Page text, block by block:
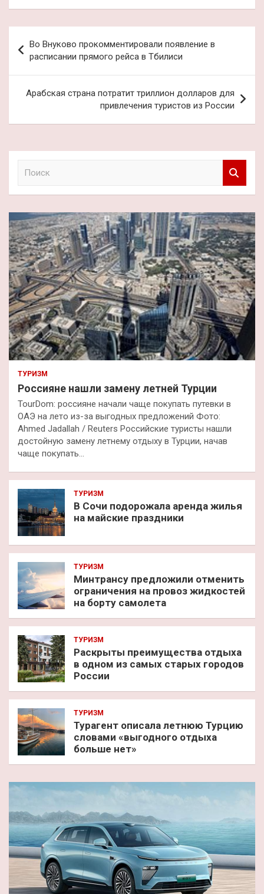
по
записям
Во Внуково прокомментировали появление в
расписании прямого рейса в Тбилиси
Арабская страна потратит триллион долларов для
привлечения туристов из России
к
ТУРИЗМ
Россияне нашли замену летней Турции
TourDom: россияне начали чаще покупать путевки в
ОАЭ на лето из-за выгодных предложений Фото:
Ahmed Jadallah / Reuters Российские туристы нашли
достойную замену летнему отдыху в Турции, начав
чаще покупать…
ТУРИЗМ
В Сочи подорожала аренда жилья
на майские праздники
ТУРИЗМ
Минтрансу предложили отменить
ограничения на провоз жидкостей
на борту самолета
ТУРИЗМ
Раскрыты преимущества отдыха
в одном из самых старых городов
России
ТУРИЗМ
Турагент описала летнюю Турцию
словами «выгодного отдыха
больше нет»